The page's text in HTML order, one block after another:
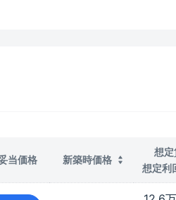
当価格 新築時価格
想定
想定利